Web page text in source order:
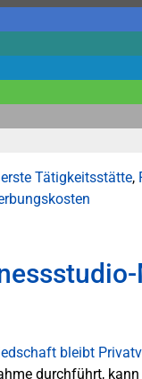
erste Tätigkeitsstätte,
durchführt,